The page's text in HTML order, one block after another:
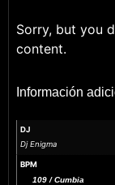
Sorry, but you
content.
Información
DJ
Dj Enigma
BPM
109 / Cumbia